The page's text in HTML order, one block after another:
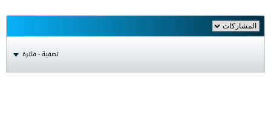
تصفية - فلترة